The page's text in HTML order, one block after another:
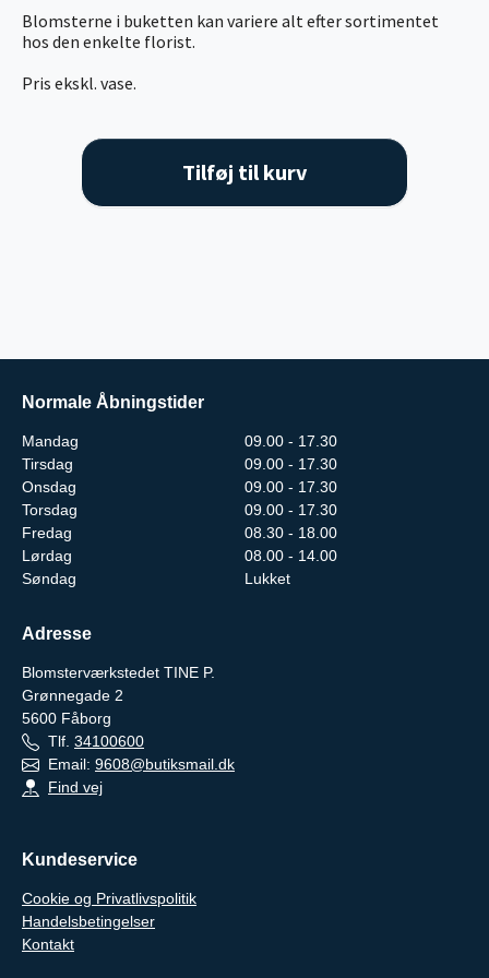
Blomsterne i buketten kan variere alt efter sortimentet
hos den enkelte florist.
Pris ekskl. vase.
Tilføj til kurv
Normale Åbningstider
Mandag
09.00 - 17.30
Tirsdag
09.00 - 17.30
Onsdag
09.00 - 17.30
Torsdag
09.00 - 17.30
Fredag
08.30 - 18.00
Lørdag
08.00 - 14.00
Søndag
Lukket
Adresse
Blomsterværkstedet TINE P.
Grønnegade 2
5600 Fåborg
Tlf. 34100600
Email: 9608@butiksmail.dk
Find vej
Kundeservice
Cookie og Privatlivspolitik
Handelsbetingelser
Kontakt